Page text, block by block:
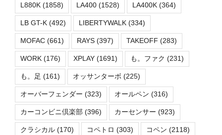
L880K (1858) LA400 (1528) LA400K (364)
LB GT-K (492) LIBERTYWALK (334)
MOFAC (661) RAYS (397) TAKEOFF (283)
WORK (176) XPLAY (1691) も。ファク (231)
も。足 (161) オッサンターボ (225)
オーバーフェンダー (323) オールペン (316)
カーコンビニ倶楽部 (396) カーセンサー (923)
クラシカル (170) コペトロ (303) コペン (2118)